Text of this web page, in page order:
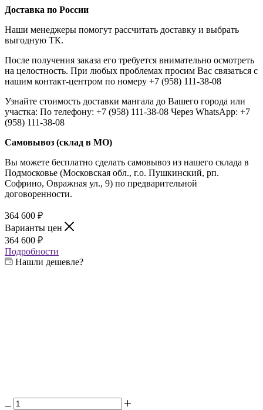
Доставка по России
Наши менеджеры помогут рассчитать доставку и выбрать
выгодную ТК.
После получения заказа его требуется внимательно осмотреть
на целостность. При любых проблемах просим Вас связаться с
нашим контакт-центром по номеру +7 (958) 111-38-08
Узнайте стоимость доставки мангала до Вашего города или
участка: По телефону: +7 (958) 111-38-08 Через WhatsApp: +7
(958) 111-38-08
Самовывоз (склад в МО)
Вы можете бесплатно сделать самовывоз из нашего склада в
Подмосковье (Московская обл., г.о. Пушкинский, рп.
Софрино, Овражная ул., 9) по предварительной
договоренности.
364 600 ₽
Варианты цен
364 600 ₽
Подробности
Нашли дешевле?